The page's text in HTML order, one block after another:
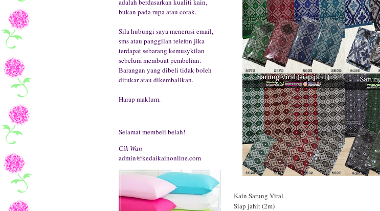
adalah berdasarkan kualiti kain,
bukan pada rupa atau corak.
Sila hubungi saya menerusi email,
sms atau panggilan telefon jika
terdapat sebarang kemusykilan
sebelum membuat pembelian.
Barangan yang dibeli tidak boleh
ditukar atau dikembalikan.
Harap maklum.
Selamat membeli belah!
Cik Wan
admin@kedaikainonline.com
Kain Sarung Viral
Siap jahit (2m)